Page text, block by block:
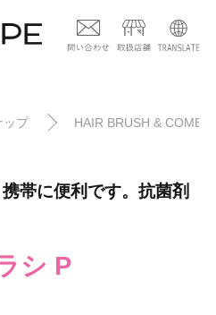
ップ HAIR BRUSH & COMB
帯に便利です。抗菌剤
シ P